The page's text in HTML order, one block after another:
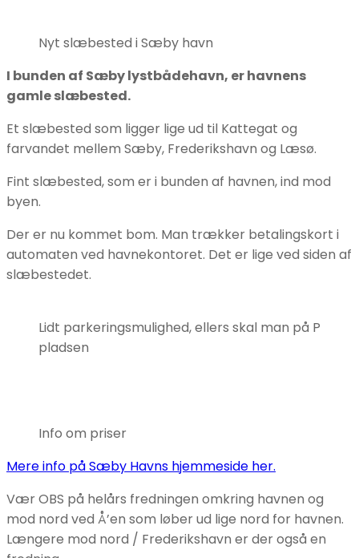
Nyt slæbested i Sæby havn
I bunden af Sæby lystbådehavn, er havnens
gamle slæbested.
Et slæbested som ligger lige ud til Kattegat og
farvandet mellem Sæby, Frederikshavn og Læsø.
Fint slæbested, som er i bunden af havnen, ind mod
byen.
Der er nu kommet bom. Man trækker betalingskort i
automaten ved havnekontoret. Det er lige ved siden af
slæbestedet.
Lidt parkeringsmulighed, ellers skal man på P
pladsen
Info om priser
Mere info på Sæby Havns hjemmeside her.
Vær OBS på helårs fredningen omkring havnen og
mod nord ved Å’en som løber ud lige nord for havnen.
Længere mod nord / Frederikshavn er der også en